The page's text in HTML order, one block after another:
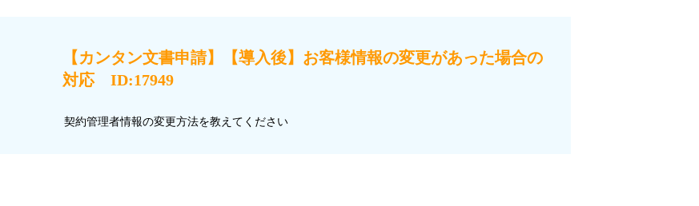
【カンタン文書申請】【導入後】お客様情報の変更があった場合の
対応 ID:17949
契約管理者情報の変更方法を教えてください